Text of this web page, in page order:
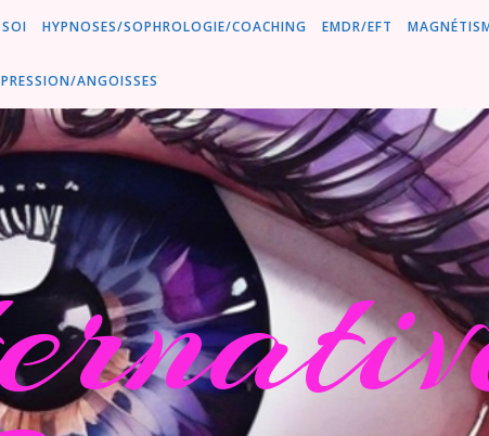
HYPNOSES/SOPHROLOGIE/COACHING EMDR/EFT
ANGOISSES